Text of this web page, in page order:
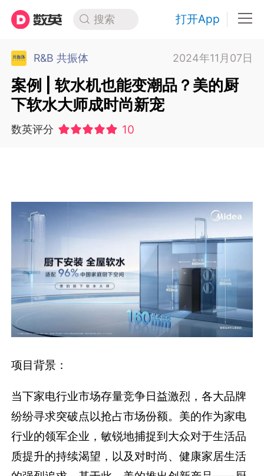
搜索 打开App
R&B 共振体 2024年11月07日
案例 | 软水机也能变潮品？美的厨
下软水大师成时尚新宠
数英评分 10
项目背景：
当下家电行业市场存量竞争日益激烈，各大品牌
纷纷寻求突破点以抢占市场份额。美的作为家电
行业的领军企业，敏锐地捕捉到大众对于生活品
质提升的持续渴望，以及对时尚、健康家居生活